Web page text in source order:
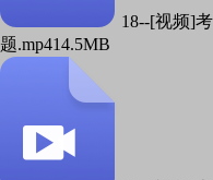
18--[视频]
题.mp414.5MB